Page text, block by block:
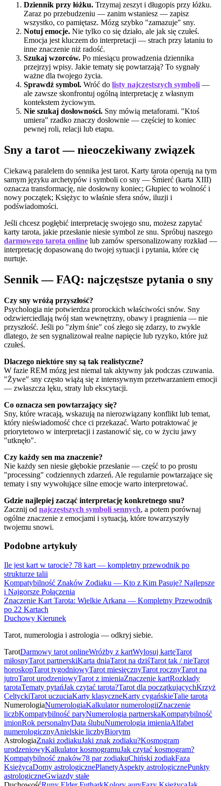
Dziennik przy łóżku. Trzymaj zeszyt i długopis przy łóżku.
Zaraz po przebudzeniu — zanim wstaniesz — zapisz
wszystko, co pamiętasz. Mózg szybko "zamazuje" sny.
Notuj emocje. Nie tylko co się działo, ale jak się czułeś.
Emocja jest kluczem do interpretacji — strach przy lataniu to
inne znaczenie niż radość.
Szukaj wzorców. Po miesiącu prowadzenia dziennika
przejrzyj wpisy. Jakie tematy się powtarzają? To sygnały
ważne dla twojego życia.
Sprawdź symbol. Wróć do listy najczęstszych symboli —
ale zawsze skonfrontuj ogólną interpretację z własnym
kontekstem życiowym.
Nie szukaj dosłowności. Sny mówią metaforami. "Ktoś
umiera" rzadko znaczy dosłownie — częściej to koniec
pewnej roli, relacji lub etapu.
Sny a tarot — nieoczekiwany związek
Ciekawą paralelem do sennika jest tarot. Karty tarota operują na tym
samym języku archetypów i symboli co sny — Śmierć (karta XIII)
oznacza transformację, nie dosłowny koniec; Głupiec to wolność i
nowy początek; Księżyc to właśnie sfera snów, iluzji i
podświadomości.
Jeśli chcesz pogłębić interpretację swojego snu, możesz zapytać
karty tarota, jakie przesłanie niesie symbol ze snu. Spróbuj naszego
darmowego tarota online lub zamów spersonalizowany rozkład —
interpretację dopasowaną do twojej sytuacji i pytania, które cię
nurtuje.
Sennik — FAQ: najczęstsze pytania o sny
Czy sny wróżą przyszłość?
Psychologia nie potwierdza prorockich właściwości snów. Sny
odzwierciedlają twój stan wewnętrzny, obawy i pragnienia — nie
przyszłość. Jeśli po "złym śnie" coś złego się zdarzy, to zwykle
dlatego, że sen sygnalizował realne napięcie lub ryzyko, które już
czułeś.
Dlaczego niektóre sny są tak realistyczne?
W fazie REM mózg jest niemal tak aktywny jak podczas czuwania.
"Żywe" sny często wiążą się z intensywnym przetwarzaniem emocji
— zwłaszcza lęku, straty lub ekscytacji.
Co oznacza sen powtarzający się?
Sny, które wracają, wskazują na nierozwiązany konflikt lub temat,
który nieświadomość chce ci przekazać. Warto potraktować je
priorytetowo w interpretacji i zastanowić się, co w życiu jawy
"utknęło".
Czy każdy sen ma znaczenie?
Nie każdy sen niesie głębokie przesłanie — część to po prostu
"processing" codziennych zdarzeń. Ale regularnie powtarzające się
tematy i sny wywołujące silne emocje warto interpretować.
Gdzie najlepiej zacząć interpretację konkretnego snu?
Zacznij od najczęstszych symboli sennych, a potem porównaj
ogólne znaczenie z emocjami i sytuacją, które towarzyszyły
twojemu snowi.
Podobne artykuły
Ile jest kart w tarocie? 78 kart — kompletny przewodnik po
strukturze talii
Kompatybilność Znaków Zodiaku — Kto z Kim Pasuje? Najlepsze
i Najgorsze Połączenia
Znaczenie Kart Tarota: Wielkie Arkana — Kompletny Przewodnik
po 22 Kartach
Duchowy Kierunek
Tarot, numerologia i astrologia — odkryj siebie.
TarotDarmowy tarot onlineWróżby z kartWylosuj kartęTarot
miłosnyTarot partnerskiKarta dniaTarot na dziśTarot tak / nieTarot
horoskopTarot tygodniowyTarot miesięcznyTarot rocznyTarot na
jutroTarot urodzeniowyTarot z imieniaZnaczenie kartRozkłady
tarotaTematy pytańJak czytać tarota?Tarot dla początkującychKrzyż
CeltyckiTarot uczuciaKarty klasyczneKarty cygańskieTalie tarota
NumerologiaNumerologiaKalkulator numerologiiZnaczenie
liczbKompatybilność paryNumerologia partnerskaKompatybilność
imionRok personalnyData ślubuNumerologia imieniaAlfabet
numerologicznyAnielskie liczbyBiorytm
AstrologiaZnaki zodiakuJaki znak zodiaku?Kosmogram
urodzeniowyKalkulator kosmogramuJak czytać kosmogram?
Kompatybilność znaków78 par zodiakuChiński zodiakFaza
KsiężycaDomy astrologicznePlanetyAspekty astrologicznePunkty
astrologiczneGwiazdy stałe